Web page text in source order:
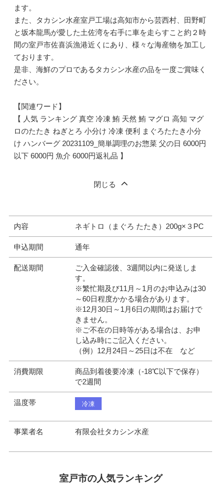
ます。
また、タカシン水産室戸工場は高知市から芸西村、田野町
と坂本龍馬が愛した土佐湾を右手に車を走らすこと約２時
間の室戸市佐喜浜漁港近くにあり、様々な海産物を加工し
ております。
是非、海鮮のプロであるタカシン水産の品を一度ご賞味く
ださい。
【関連ワード】
【 人気 ランキング 真空 冷凍 鮪 天然 鮪 マグロ 高知 マグ
ロのたたき ねぎとろ 小分け 冷凍 便利 まぐろたたき小分
け ハンバーグ 20231109_簡単調理のお惣菜 父の日 6000円
以下 6000円 魚介 6000円返礼品 】
閉じる
内容 ネギトロ（まぐろ たたき）200g×３PC
申込期間 通年
配送期間
ご入金確認後、3週間以内に発送しま
す。
※繁忙期及び11月～1月のお申込みは30
～60日程度かかる場合があります。
※12月30日～1月6日の期間はお届けで
きません。
※ご不在の日時等がある場合は、お申
し込み時にご記入ください。
（例）12月24日～25日は不在 など
消費期限
商品到着後要冷凍（-18℃以下で保存）
で2週間
温度帯 冷凍
事業者名 有限会社タカシン水産
室戸市の人気ランキング